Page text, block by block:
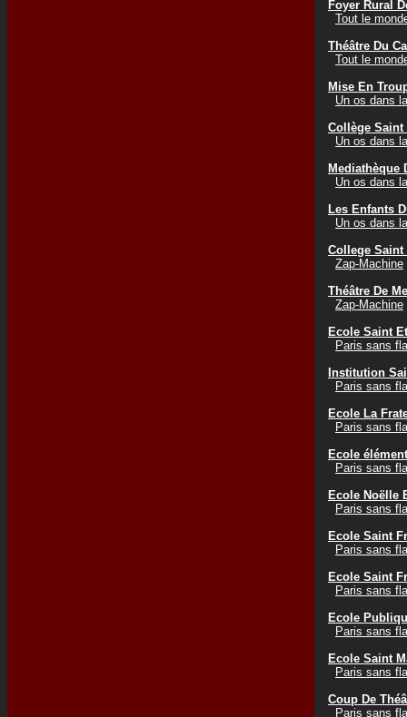
Foyer Rural
Tout le
Théâtre Du
Tout le
Mise En
Un os dans
Collège
Un os dans
Mediathèque
Un os dans
Les Enfants
Un os dans
College Saint
Zap-Machine
Théâtre De
Zap-Machine
Ecole Saint
Paris sans
Institution
Paris sans
Ecole La
Paris sans
Ecole
Paris sans
Ecole Noëlle
Paris sans
Ecole Saint
Paris sans
Ecole Saint
Paris sans
Ecole
Paris sans
Ecole Saint
Paris sans
Coup De
Paris sans